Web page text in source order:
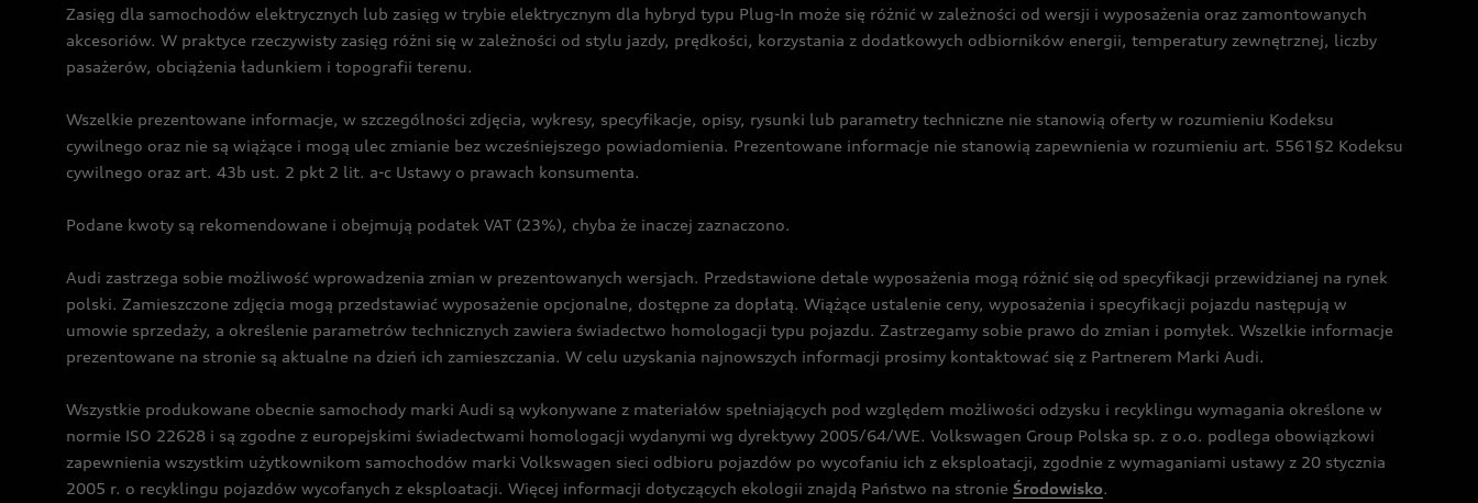
Zasięg dla samochodów elektrycznych lub zasięg w trybie elektrycznym dla hybryd typu Plug-In może się różnić w zależności od wersji i wyposażenia oraz zamontowanych
akcesoriów. W praktyce rzeczywisty zasięg różni się w zależności od stylu jazdy, prędkości, korzystania z dodatkowych odbiorników energii, temperatury zewnętrznej, liczby
pasażerów, obciążenia ładunkiem i topografii terenu.
Wszelkie prezentowane informacje, w szczególności zdjęcia, wykresy, specyfikacje, opisy, rysunki lub parametry techniczne nie stanowią oferty w rozumieniu Kodeksu
cywilnego oraz nie są wiążące i mogą ulec zmianie bez wcześniejszego powiadomienia. Prezentowane informacje nie stanowią zapewnienia w rozumieniu art. 5561§2 Kodeksu
cywilnego oraz art. 43b ust. 2 pkt 2 lit. a-c Ustawy o prawach konsumenta.
Podane kwoty są rekomendowane i obejmują podatek VAT (23%), chyba że inaczej zaznaczono.
Audi zastrzega sobie możliwość wprowadzenia zmian w prezentowanych wersjach. Przedstawione detale wyposażenia mogą różnić się od specyfikacji przewidzianej na rynek
polski. Zamieszczone zdjęcia mogą przedstawiać wyposażenie opcjonalne, dostępne za dopłatą. Wiążące ustalenie ceny, wyposażenia i specyfikacji pojazdu następują w
umowie sprzedaży, a określenie parametrów technicznych zawiera świadectwo homologacji typu pojazdu. Zastrzegamy sobie prawo do zmian i pomyłek. Wszelkie informacje
prezentowane na stronie są aktualne na dzień ich zamieszczania. W celu uzyskania najnowszych informacji prosimy kontaktować się z Partnerem Marki Audi.
Wszystkie produkowane obecnie samochody marki Audi są wykonywane z materiałów spełniających pod względem możliwości odzysku i recyklingu wymagania określone w
normie ISO 22628 i są zgodne z europejskimi świadectwami homologacji wydanymi wg dyrektywy 2005/64/WE. Volkswagen Group Polska sp. z o.o. podlega obowiązkowi
zapewnienia wszystkim użytkownikom samochodów marki Volkswagen sieci odbioru pojazdów po wycofaniu ich z eksploatacji, zgodnie z wymaganiami ustawy z 20 stycznia
2005 r. o recyklingu pojazdów wycofanych z eksploatacji. Więcej informacji dotyczących ekologii znajdą Państwo na stronie Środowisko.